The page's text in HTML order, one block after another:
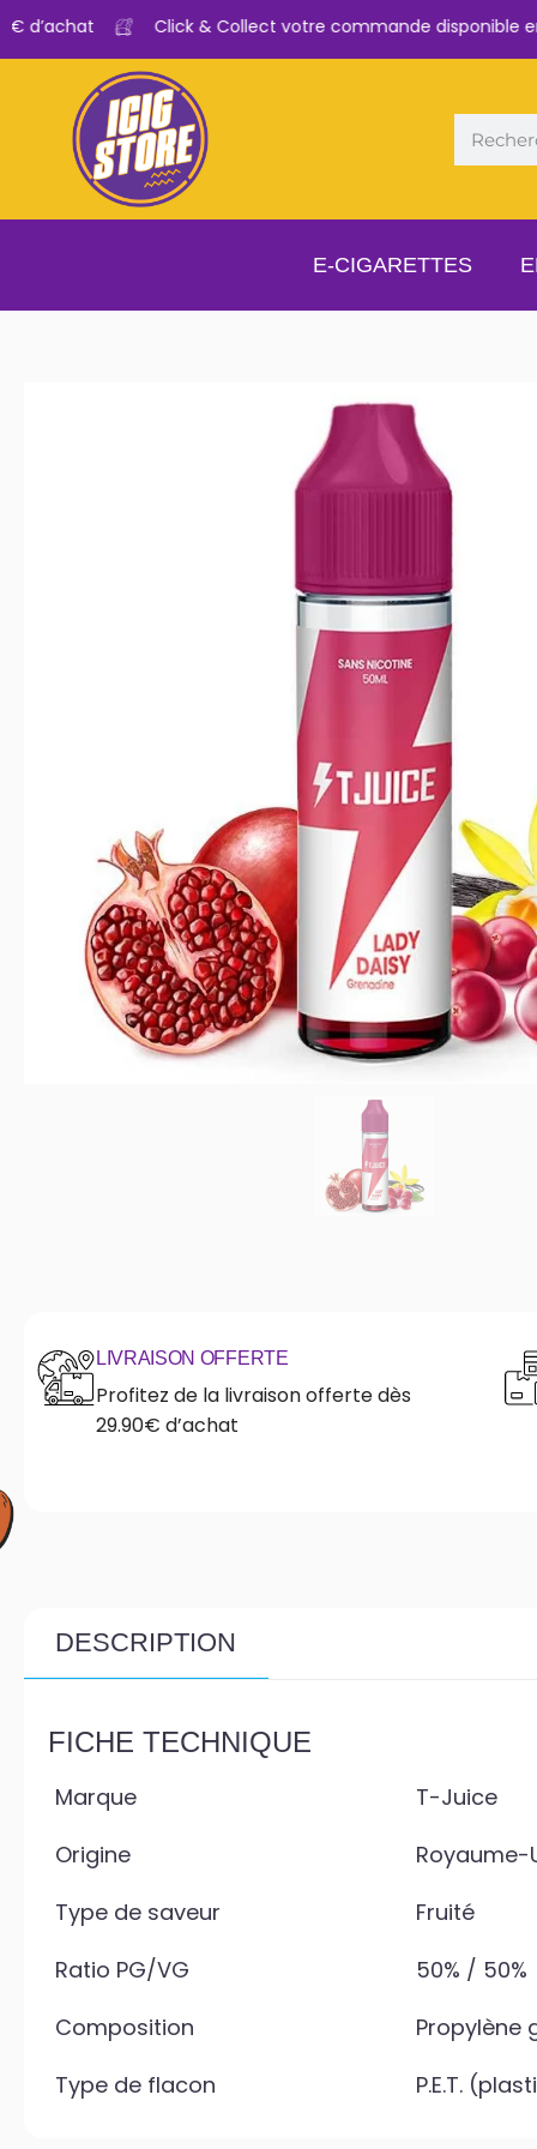
Click & Collect votre commande disponible en
E-CIGARETTES
LIVRAISON OFFERTE
Profitez de la livraison offerte dès
29.90€ d’achat
DESCRIPTION
FICHE TECHNIQUE
Marque
T-Juice
Origine
Royaume-
Type de saveur
Fruité
Ratio PG/VG
50% / 50%
Composition
Propylène
Type de flacon
P.E.T.